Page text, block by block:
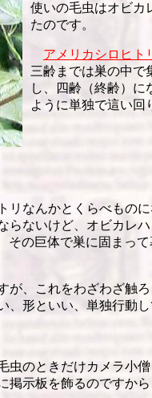
使いの毛虫はオビカ
たのです。
アメリカシロヒト
三齢までは巣の中で
し、四齢（終齢）に
ように単独で這い回
なんかとくらべもの
らないけど、オビカレ
その巨体で巣に固まっ
、これをわざわざ触
形といい、単独行動し
のときだけカメラ小
示板を飾るのですから